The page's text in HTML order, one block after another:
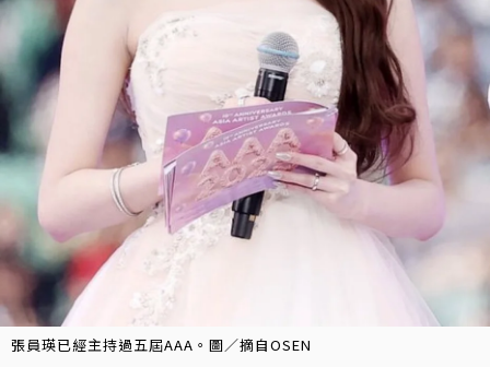
張員瑛已經主持過五屆AAA。圖／摘自OSEN